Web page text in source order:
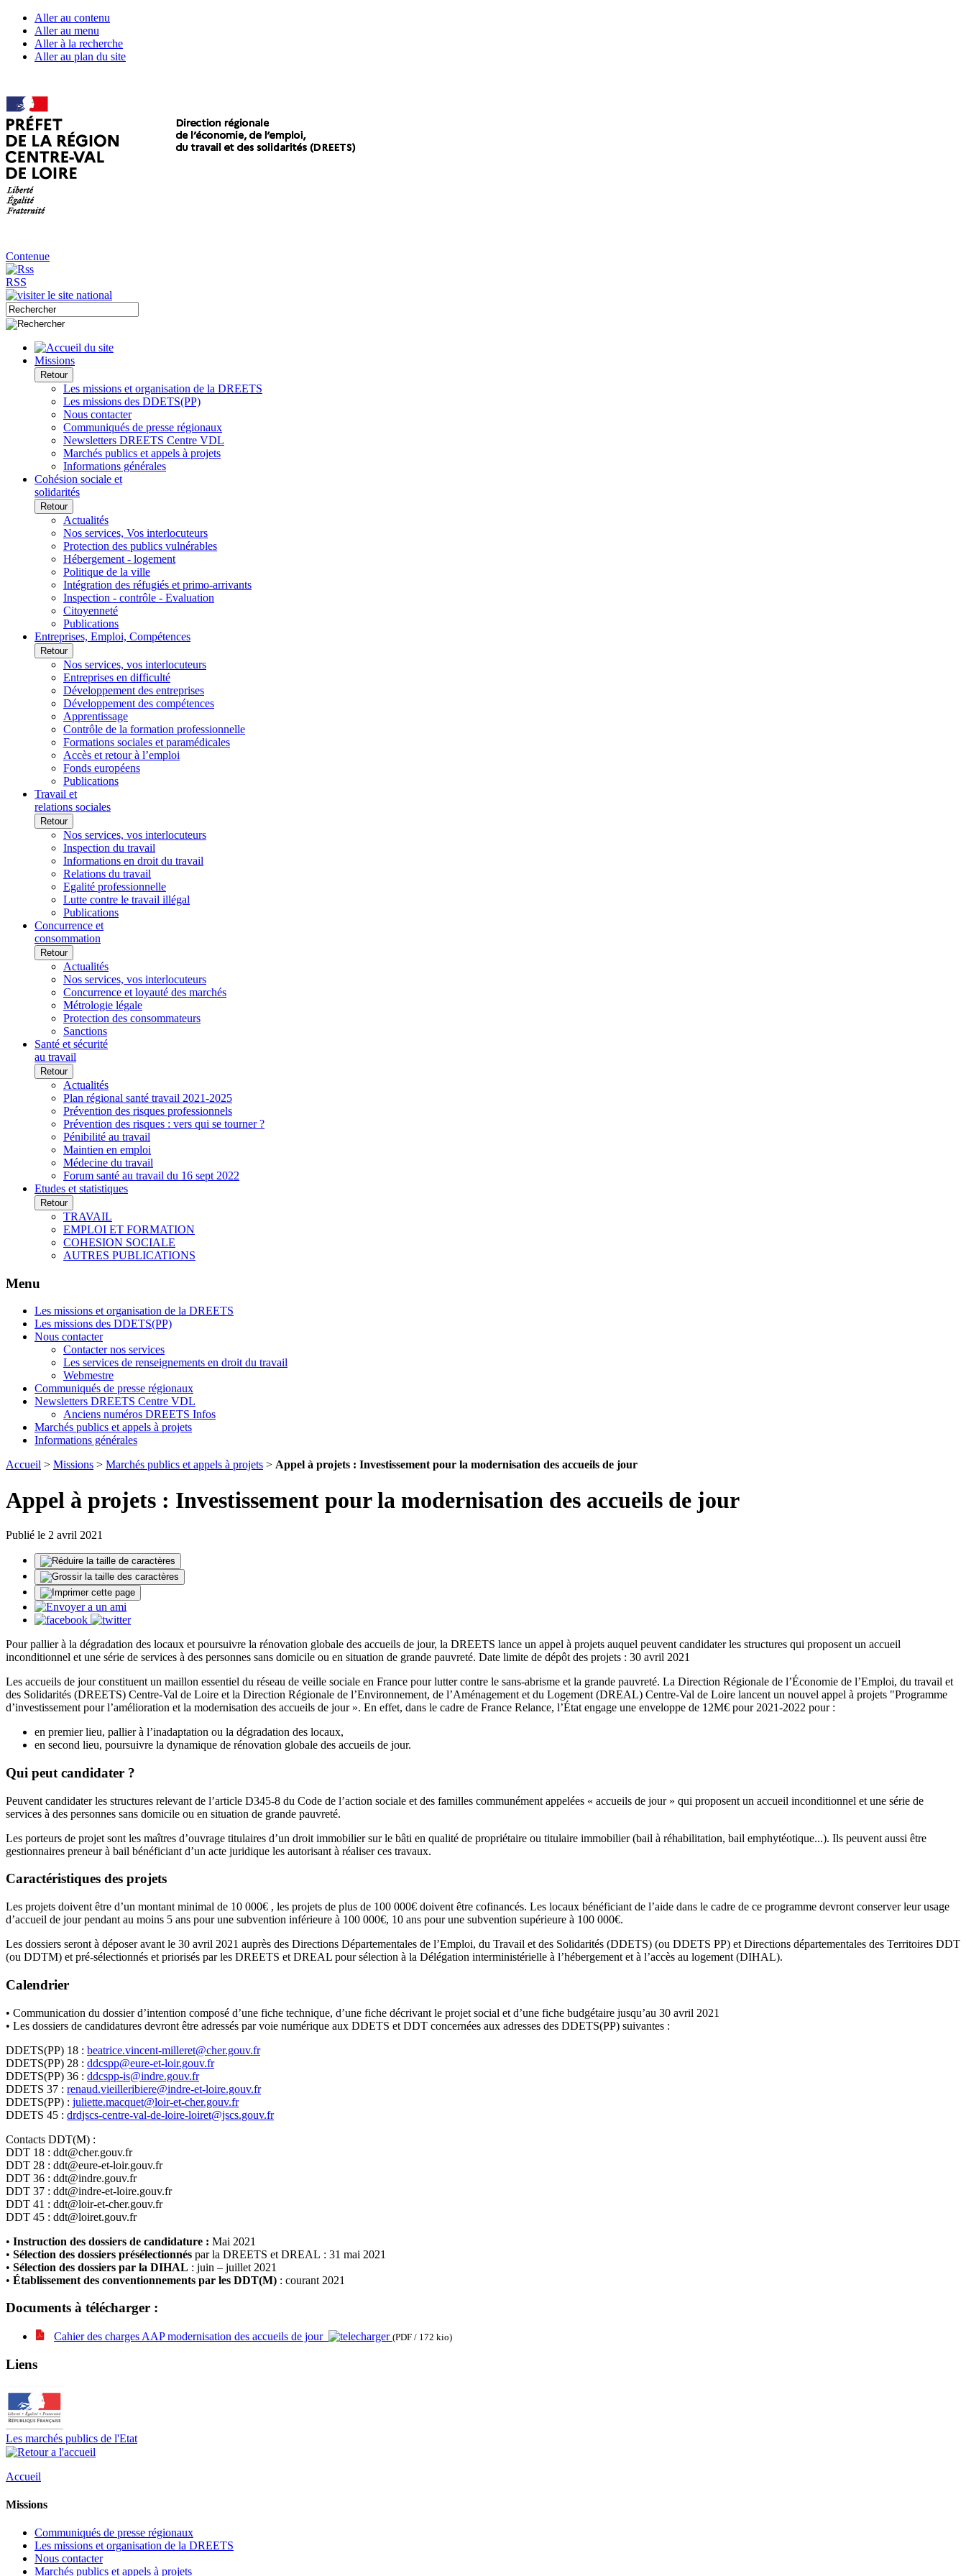
Aller au contenu
Aller au menu
Aller à la recherche
Aller au plan du site
Contenue
RSS
Missions
Retour
Les missions et organisation de la DREETS
Les missions des DDETS(PP)
Nous contacter
Communiqués de presse régionaux
Newsletters DREETS Centre VDL
Marchés publics et appels à projets
Informations générales
Cohésion sociale et
solidarités
Retour
Actualités
Nos services, Vos interlocuteurs
Protection des publics vulnérables
Hébergement - logement
Politique de la ville
Intégration des réfugiés et primo-arrivants
Inspection - contrôle - Evaluation
Citoyenneté
Publications
Entreprises, Emploi, Compétences
Retour
Nos services, vos interlocuteurs
Entreprises en difficulté
Développement des entreprises
Développement des compétences
Apprentissage
Contrôle de la formation professionnelle
Formations sociales et paramédicales
Accès et retour à l’emploi
Fonds européens
Publications
Travail et
relations sociales
Retour
Nos services, vos interlocuteurs
Inspection du travail
Informations en droit du travail
Relations du travail
Egalité professionnelle
Lutte contre le travail illégal
Publications
Concurrence et
consommation
Retour
Actualités
Nos services, vos interlocuteurs
Concurrence et loyauté des marchés
Métrologie légale
Protection des consommateurs
Sanctions
Santé et sécurité
au travail
Retour
Actualités
Plan régional santé travail 2021-2025
Prévention des risques professionnels
Prévention des risques : vers qui se tourner ?
Pénibilité au travail
Maintien en emploi
Médecine du travail
Forum santé au travail du 16 sept 2022
Etudes et statistiques
Retour
TRAVAIL
EMPLOI ET FORMATION
COHESION SOCIALE
AUTRES PUBLICATIONS
Menu
Les missions et organisation de la DREETS
Les missions des DDETS(PP)
Nous contacter
Contacter nos services
Les services de renseignements en droit du travail
Webmestre
Communiqués de presse régionaux
Newsletters DREETS Centre VDL
Anciens numéros DREETS Infos
Marchés publics et appels à projets
Informations générales
Accueil > Missions > Marchés publics et appels à projets > Appel à projets : Investissement pour la modernisation des accueils de jour
Appel à projets : Investissement pour la modernisation des accueils de jour
Publié le 2 avril 2021
Pour pallier à la dégradation des locaux et poursuivre la rénovation globale des accueils de jour, la DREETS lance un appel à projets auquel peuvent candidater les structures qui proposent un accueil
inconditionnel et une série de services à des personnes sans domicile ou en situation de grande pauvreté. Date limite de dépôt des projets : 30 avril 2021
Les accueils de jour constituent un maillon essentiel du réseau de veille sociale en France pour lutter contre le sans-abrisme et la grande pauvreté. La Direction Régionale de l’Économie de l’Emploi, du travail et
des Solidarités (DREETS) Centre-Val de Loire et la Direction Régionale de l’Environnement, de l’Aménagement et du Logement (DREAL) Centre-Val de Loire lancent un nouvel appel à projets "Programme
d’investissement pour l’amélioration et la modernisation des accueils de jour ». En effet, dans le cadre de France Relance, l’État engage une enveloppe de 12M€ pour 2021-2022 pour :
en premier lieu, pallier à l’inadaptation ou la dégradation des locaux,
en second lieu, poursuivre la dynamique de rénovation globale des accueils de jour.
Qui peut candidater ?
Peuvent candidater les structures relevant de l’article D345-8 du Code de l’action sociale et des familles communément appelées « accueils de jour » qui proposent un accueil inconditionnel et une série de
services à des personnes sans domicile ou en situation de grande pauvreté.
Les porteurs de projet sont les maîtres d’ouvrage titulaires d’un droit immobilier sur le bâti en qualité de propriétaire ou titulaire immobilier (bail à réhabilitation, bail emphytéotique...). Ils peuvent aussi être
gestionnaires preneur à bail bénéficiant d’un acte juridique les autorisant à réaliser ces travaux.
Caractéristiques des projets
Les projets doivent être d’un montant minimal de 10 000€ , les projets de plus de 100 000€ doivent être cofinancés. Les locaux bénéficiant de l’aide dans le cadre de ce programme devront conserver leur usage
d’accueil de jour pendant au moins 5 ans pour une subvention inférieure à 100 000€, 10 ans pour une subvention supérieure à 100 000€.
Les dossiers seront à déposer avant le 30 avril 2021 auprès des Directions Départementales de l’Emploi, du Travail et des Solidarités (DDETS) (ou DDETS PP) et Directions départementales des Territoires DDT
(ou DDTM) et pré-sélectionnés et priorisés par les DREETS et DREAL pour sélection à la Délégation interministérielle à l’hébergement et à l’accès au logement (DIHAL).
Calendrier
• Communication du dossier d’intention composé d’une fiche technique, d’une fiche décrivant le projet social et d’une fiche budgétaire jusqu’au 30 avril 2021
• Les dossiers de candidatures devront être adressés par voie numérique aux DDETS et DDT concernées aux adresses des DDETS(PP) suivantes :
DDETS(PP) 18 : beatrice.vincent-milleret@cher.gouv.fr
DDETS(PP) 28 : ddcspp@eure-et-loir.gouv.fr
DDETS(PP) 36 : ddcspp-is@indre.gouv.fr
DDETS 37 : renaud.vieilleribiere@indre-et-loire.gouv.fr
DDETS(PP) : juliette.macquet@loir-et-cher.gouv.fr
DDETS 45 : drdjscs-centre-val-de-loire-loiret@jscs.gouv.fr
Contacts DDT(M) :
DDT 18 : ddt@cher.gouv.fr
DDT 28 : ddt@eure-et-loir.gouv.fr
DDT 36 : ddt@indre.gouv.fr
DDT 37 : ddt@indre-et-loire.gouv.fr
DDT 41 : ddt@loir-et-cher.gouv.fr
DDT 45 : ddt@loiret.gouv.fr
• Instruction des dossiers de candidature : Mai 2021
• Sélection des dossiers présélectionnés par la DREETS et DREAL : 31 mai 2021
• Sélection des dossiers par la DIHAL : juin – juillet 2021
• Établissement des conventionnements par les DDT(M) : courant 2021
Documents à télécharger :
Cahier des charges AAP modernisation des accueils de jour (PDF / 172 kio)
Liens
Les marchés publics de l'Etat
Accueil
Missions
Communiqués de presse régionaux
Les missions et organisation de la DREETS
Nous contacter
Marchés publics et appels à projets